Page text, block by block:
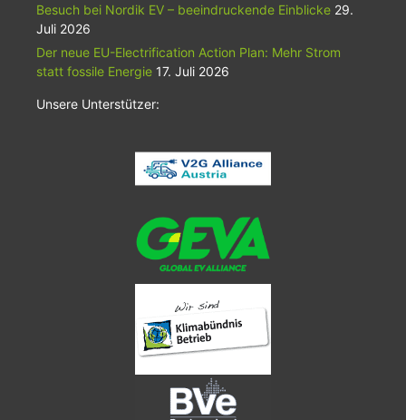
Besuch bei Nordik EV – beeindruckende Einblicke 29.
Juli 2026
Der neue EU-Electrification Action Plan: Mehr Strom
statt fossile Energie 17. Juli 2026
Unsere Unterstützer: